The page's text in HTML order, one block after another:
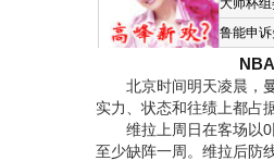
大师杯
鲁能申
北京时间明天凌晨，
实力、状态和往绩上都占
维拉上周日在客场以0
至少缺阵一周。维拉后防